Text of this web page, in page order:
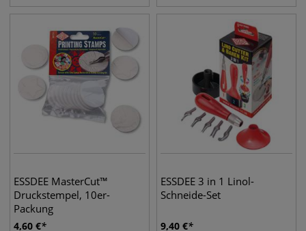
ESSDEE MasterCut™
Druckstempel, 10er-
Packung
4,60 €
ESSDEE 3 in 1 Linol-
Schneide-Set
9,40 €